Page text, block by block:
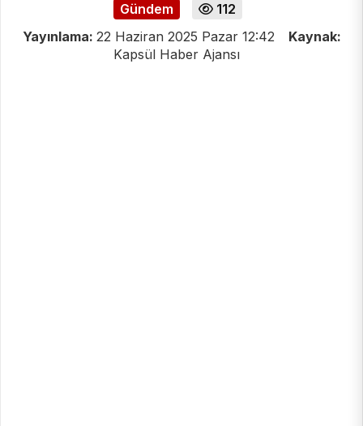
Gündem
112
Yayınlama: 22 Haziran 2025 Pazar 12:42
Kaynak:
Kapsül Haber Ajansı